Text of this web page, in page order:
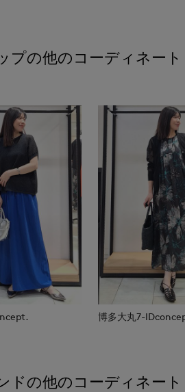
プの他のコーディネート
博多大丸7-
ドの他のコーディネート